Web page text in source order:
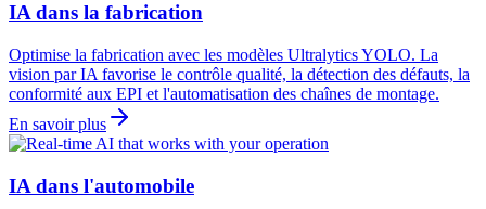
IA dans la fabrication
Optimise la fabrication avec les modèles Ultralytics YOLO. La
vision par IA favorise le contrôle qualité, la détection des défauts, la
conformité aux EPI et l'automatisation des chaînes de montage.
En savoir plus
IA dans l'automobile